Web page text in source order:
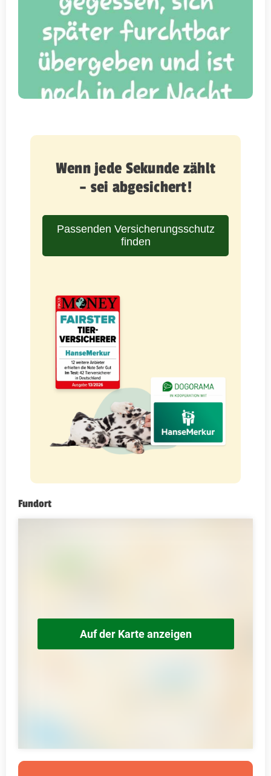
Wenn jede Sekunde zählt
– sei abgesichert!
Passenden Versicherungsschutz
finden
Fundort
Auf der Karte anzeigen